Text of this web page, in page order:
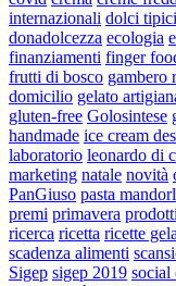
internazionali dolci tipici
donadolcezza ecologia
finanziamenti finger
frutti di bosco gambero
domicilio gelato
gluten-free Golosintese
handmade ice cream
laboratorio leonardo di
marketing natale novità
PanGiuso pasta
premi primavera
ricerca ricetta ricette
scadenza alimenti
Sigep sigep 2019 social